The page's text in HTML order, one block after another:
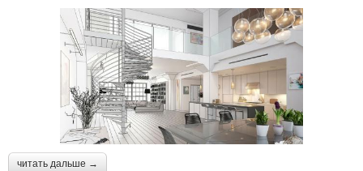
читать дальше →